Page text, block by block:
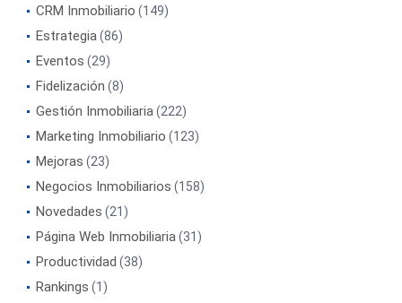
CRM Inmobiliario (149)
Estrategia(86)
Eventos (29)
Fidelización (8)
Gestión Inmobiliaria(222)
Marketing Inmobiliario (123)
Mejoras (23)
Negocios Inmobiliarios (158)
Novedades (21)
Página Web Inmobiliaria(31)
Productividad (38)
Rankings (1)